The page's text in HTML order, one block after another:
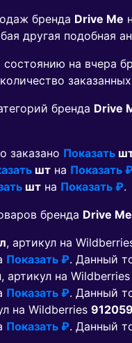
бренда Drive Me
другая подобная
на вчера
бренда Drive
заказано Показать
шт на Показать
шт на Показать ₽.
бренда Drive Me
, артикул на
Показать ₽. Данный
, артикул на Wildberries
Показать ₽. Данный
на Wildberries
Показать ₽. Данный